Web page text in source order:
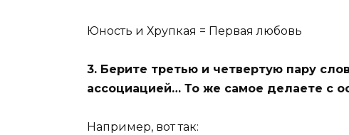
Юность и Хрупкая = Первая любовь
3. Берите третью и четвертую пару
ассоциацией… То же самое делаете с
Например, вот так: